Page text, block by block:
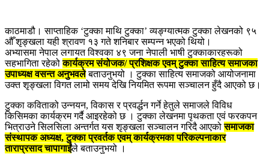
काठमाडौ। साप्ताहिक ‘टुक्का माथि टुक्का’ व्यङ्ग्यात्मक टुक्का लेखनको ९५
औँ शृङ्खला यही श्रावण १३ गते शनिबार सम्पन्न भएको थियो।
अभ्यासमा नेपाल लगायत विश्वका ४९ जना नेपाली भाषी टुक्काकारहरूको
सहभागिता रहेकोकार्यक्रम संयोजक/ प्रशिक्षक एवम् टुक्का साहित्य समाजका
उपाध्यक्ष वसन्त अनुभवलेबताउनुभयो । टुक्का साहित्य समाजको आयोजनामा
उक्त शृङ्खला विगत लामो समय देखि नियमित रूपमा सञ्चालन हुँदै आएको छ।
टुक्का कविताको उन्नयन, विकास र प्रवर्द्धन गर्ने हेतुले समाजले विविध
किसिमका कार्यक्रम गर्दै आइरहेको छ । टुक्का लेखनमा पृथकता एवं फरकपन
भित्राउने सिलसिला अन्तर्गत यस शृङ्खला सञ्चालन गरिदै आएकोसमाजका
संस्थापक अध्यक्ष, टुक्का प्रवर्तक एवम् कार्यक्रमका परिकल्पनाकार
ताराप्रसाद चापागाईंले बताउनुभयो ।